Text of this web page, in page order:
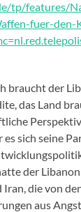
tp/features/
fuer-den-
braucht der
das Land
es sich seine
der
Iran, die von
aus